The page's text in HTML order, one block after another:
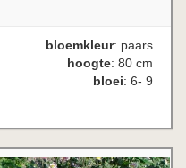
bloemkleur: paars
hoogte: 80 cm
bloei: 6- 9